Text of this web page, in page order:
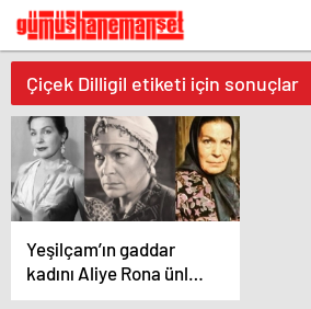
Çiçek Dilligil etiketi için sonuçlar
Yeşilçam’ın gaddar
kadını Aliye Rona ünlü
oyuncunun